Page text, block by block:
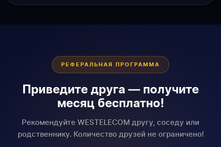
РЕФЕРАЛЬНАЯ ПРОГРАММА
Приведите друга — получите
месяц бесплатно!
Рекомендуйте WESTELECOM другу, соседу или
родственнику. Количество друзей не ограничено!